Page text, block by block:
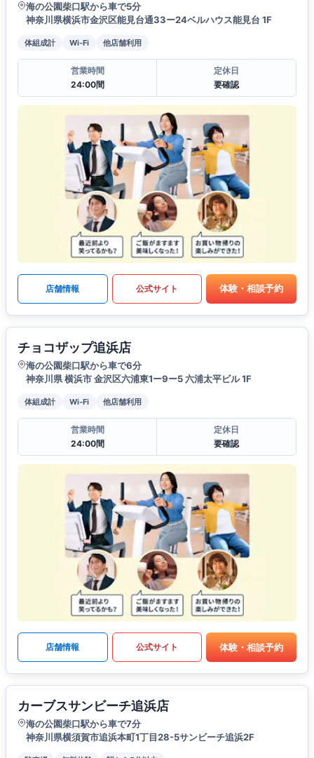
海の公園柴口駅から車で5分
神奈川県横浜市金沢区能見台通33ー24ベルハウス能見台 1F
体組成計 Wi-Fi 他店舗利用
営業時間
24:00間
定休日
要確認
店舗情報 公式サイト 体験・相談予約
チョコザップ追浜店
海の公園柴口駅から車で6分
神奈川県 横浜市 金沢区六浦東1ー9ー5 六浦太平ビル 1F
体組成計 Wi-Fi 他店舗利用
営業時間
24:00間
定休日
要確認
店舗情報 公式サイト 体験・相談予約
カーブスサンビーチ追浜店
海の公園柴口駅から車で7分
神奈川県横須賀市追浜本町1丁目28-5サンビーチ追浜2F